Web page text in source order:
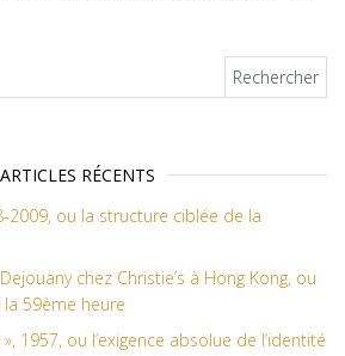
ARTICLES RÉCENTS
2009, ou la structure ciblée de la
chez Christie’s à Hong Kong, ou
59ème heure
1957, ou l’exigence absolue de l’identité